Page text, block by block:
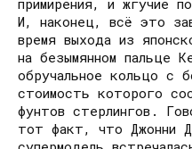
примирения, и жгучие
И, наконец, всё это
время выхода из
на безымянном пальце
обручальное кольцо с
стоимость которого
фунтов стерлингов.
тот факт, что Джонни